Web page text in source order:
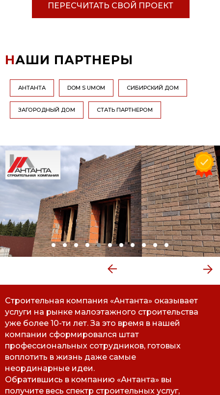
ПЕРЕСЧИТАТЬ СВОЙ ПРОЕКТ
НАШИ ПАРТНЕРЫ
АНТАНТА DOM S UMOM СИБИРСКИЙ ДОМ
ЗАГОРОДНЫЙ ДОМ СТАТЬ ПАРТНЕРОМ
Строительная компания «Антанта» оказывает
услуги на рынке малоэтажного строительства
уже более 10-ти лет. За это время в нашей
компании сформировался штат
профессиональных сотрудников, готовых
воплотить в жизнь даже самые
неординарные идеи.
Обратившись в компанию «Антанта» вы
получите весь спектр строительных услуг,